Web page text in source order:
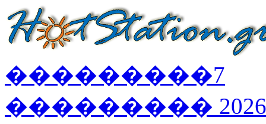
���������7
��������� 2026